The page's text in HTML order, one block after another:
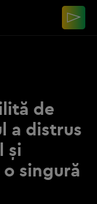
de
a distrus
și
singură